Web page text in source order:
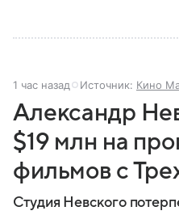
1 час назад Источник: Кино
Александр
$19 млн на
фильмов с
Студия Невского